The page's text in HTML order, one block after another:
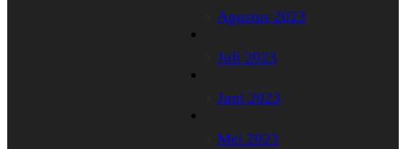
Agustus 2023
Juli 2023
Juni 2023
Mei 2023